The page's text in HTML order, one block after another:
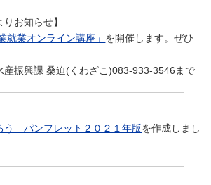
りお知らせ】
就業オンライン講座」 を開催します。ぜひ
産振興課 桑迫(くわざこ)083-933-3546まで
う」パンフレット２０２１年版を作成しまし